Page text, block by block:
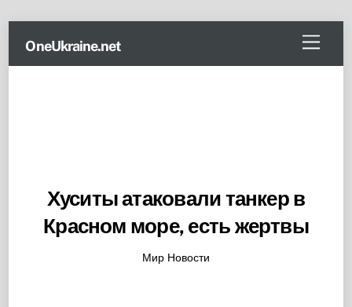
content
Menu
OneUkraine.net
Хуситы атаковали танкер в
Красном море, есть жертвы
Мир Новости